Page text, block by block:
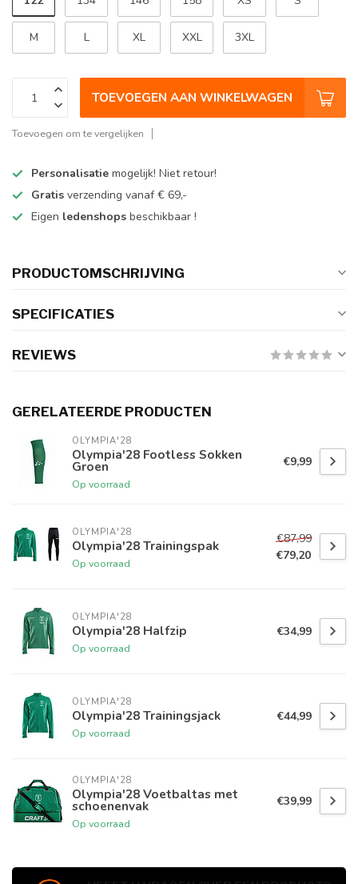
M L XL XXL 3XL
TOEVOEGEN AAN WINKELWAGEN
Toevoegen om te vergelijken
Personalisatie mogelijk! Niet retour!
Gratis verzending vanaf € 69,-
Eigen ledenshops beschikbaar !
PRODUCTOMSCHRIJVING
SPECIFICATIES
REVIEWS
GERELATEERDE PRODUCTEN
OLYMPIA'28
Olympia'28 Footless Sokken
Groen
Op voorraad
€9,99
OLYMPIA'28
Olympia'28 Trainingspak
Op voorraad
€87,99
€79,20
OLYMPIA'28
Olympia'28 Halfzip
Op voorraad
€34,99
OLYMPIA'28
Olympia'28 Trainingsjack
Op voorraad
€44,99
OLYMPIA'28
Olympia'28 Voetbaltas met
schoenenvak
Op voorraad
€39,99